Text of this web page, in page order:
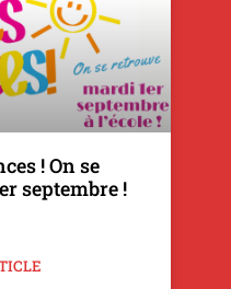
! On se
septembre !